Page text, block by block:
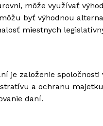
môže využívať
byť výhodnou
miestnych
je založenie
a ochranu
daní.